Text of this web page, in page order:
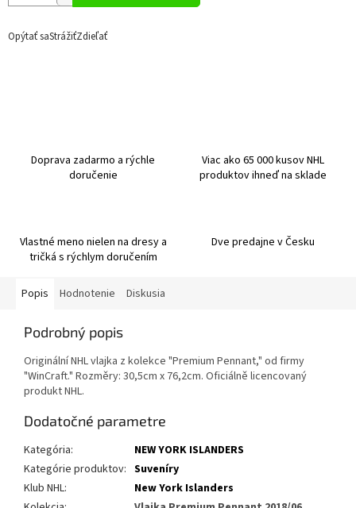
Opýtať saStrážiťZdieľať
Doprava zadarmo a rýchle
doručenie
Viac ako 65 000 kusov NHL
produktov ihneď na sklade
Vlastné meno nielen na dresy a
tričká s rýchlym doručením
Dve predajne v Česku
Popis Hodnotenie Diskusia
Podrobný popis
Originální NHL vlajka z kolekce "Premium Pennant," od firmy
"WinCraft." Rozměry: 30,5cm x 76,2cm. Oficiálně licencovaný
produkt NHL.
Dodatočné parametre
Kategória:
NEW YORK ISLANDERS
Kategórie produktov: Suveníry
Klub NHL:
New York Islanders